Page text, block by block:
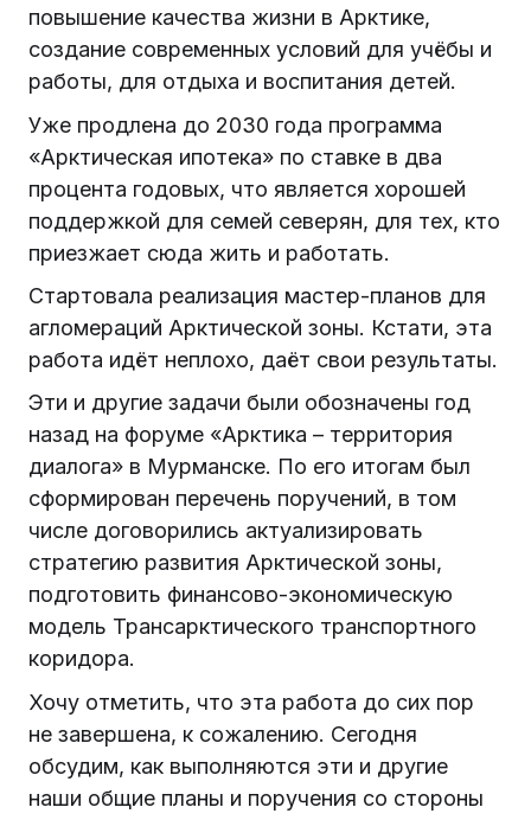
повышение качества жизни в Арктике,
создание современных условий для учёбы и
работы, для отдыха и воспитания детей.
Уже продлена до 2030 года программа
«Арктическая ипотека» по ставке в два
процента годовых, что является хорошей
поддержкой для семей северян, для тех, кто
приезжает сюда жить и работать.
Стартовала реализация мастер-планов для
агломераций Арктической зоны. Кстати, эта
работа идёт неплохо, даёт свои результаты.
Эти и другие задачи были обозначены год
назад на форуме «Арктика – территория
диалога» в Мурманске. По его итогам был
сформирован перечень поручений, в том
числе договорились актуализировать
стратегию развития Арктической зоны,
подготовить финансово-экономическую
модель Трансарктического транспортного
коридора.
Хочу отметить, что эта работа до сих пор
не завершена, к сожалению. Сегодня
обсудим, как выполняются эти и другие
наши общие планы и поручения со стороны